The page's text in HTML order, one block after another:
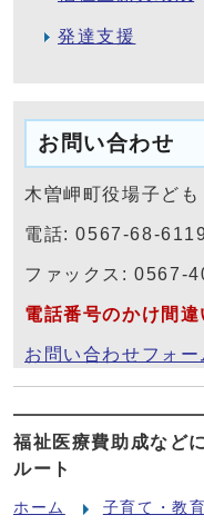
発達支援
お問い合わせ
木曽岬町役場子ど
電話: 0567-68-6119
ファックス: 0567-
電話番号のかけ間違
お問い合わせフォー
福祉医療費助成など
ルート
ホーム 子育て・教育